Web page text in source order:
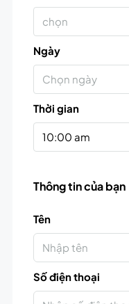
chọn
Ngày
Chọn ngày
Thời gian
10:00 am
Thông tin của bạn
Tên
Số điện thoại